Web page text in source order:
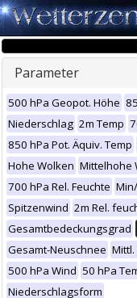
Parameter
500 hPa Geopot. Höhe
Niederschlag 2m Temp
850 hPa Pot. Äquiv. Temp
Hohe Wolken Mittelhohe
700 hPa Rel. Feuchte
Spitzenwind 2m Rel.
Gesamtbedeckungsgrad
Gesamt-Neuschnee
500 hPa Wind 50 hPa
Niederschlagsform